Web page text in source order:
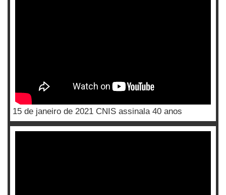
15 de janeiro de 2021 CNIS assinala 40 anos